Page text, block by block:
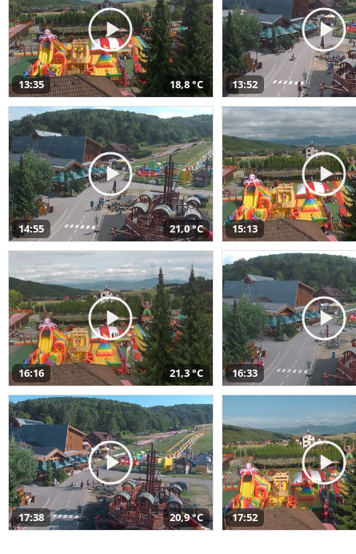
13:35 18,8 °C 13:52
14:55 21,0 °C 15:13
16:16 21,3 °C 16:33
17:38 20,9 °C 17:52